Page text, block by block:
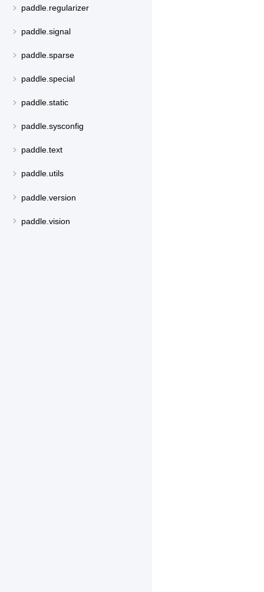
paddle.regularizer
paddle.signal
paddle.sparse
paddle.special
paddle.static
paddle.sysconfig
paddle.text
paddle.utils
paddle.version
paddle.vision